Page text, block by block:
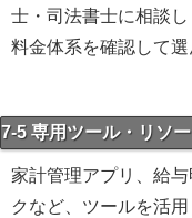
士・司法書士に相談
料金体系を確認して選
7-5 専用ツール・リソ
家計管理アプリ、給
クなど、ツールを活